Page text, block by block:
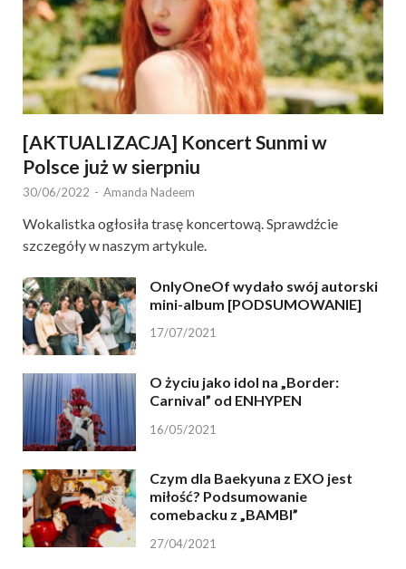
[AKTUALIZACJA] Koncert Sunmi w
Polsce już w sierpniu
30/06/2022 - Amanda Nadeem
Wokalistka ogłosiła trasę koncertową. Sprawdźcie
szczegóły w naszym artykule.
OnlyOneOf wydało swój autorski
mini-album [PODSUMOWANIE]
17/07/2021
O życiu jako idol na „Border:
Carnival” od ENHYPEN
16/05/2021
Czym dla Baekyuna z EXO jest
miłość? Podsumowanie
comebacku z „BAMBI”
27/04/2021